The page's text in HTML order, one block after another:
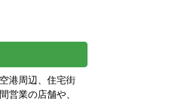
港周辺、住宅街
営業の店舗や、